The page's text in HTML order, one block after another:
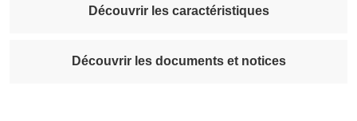
Découvrir les caractéristiques
Découvrir les documents et notices